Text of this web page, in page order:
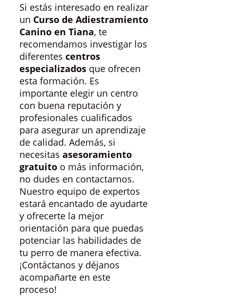
Si estás interesado en realizar
un Curso de Adiestramiento
Canino en Tiana, te
recomendamos investigar los
diferentes centros
especializados que ofrecen
esta formación. Es
importante elegir un centro
con buena reputación y
profesionales cualificados
para asegurar un aprendizaje
de calidad. Además, si
necesitas asesoramiento
gratuito o más información,
no dudes en contactarnos.
Nuestro equipo de expertos
estará encantado de ayudarte
y ofrecerte la mejor
orientación para que puedas
potenciar las habilidades de
tu perro de manera efectiva.
¡Contáctanos y déjanos
acompañarte en este
proceso!